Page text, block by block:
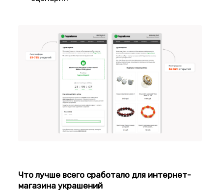
Что лучше всего сработало для интернет-
магазина украшений